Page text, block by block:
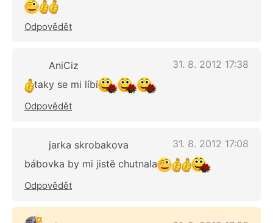
Odpovědět
AniCiz
31. 8. 2012 17:38
taky se mi líbí
Odpovědět
jarka skrobakova
31. 8. 2012 17:08
bábovka by mi jistě chutnala
Odpovědět